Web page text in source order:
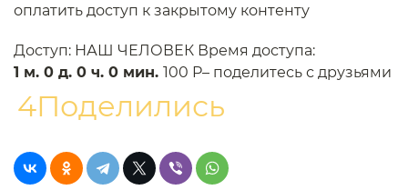
оплатить доступ к закрытому контенту
Доступ: НАШ ЧЕЛОВЕК Время доступа:
1 м. 0 д. 0 ч. 0 мин. 100 P– поделитесь с друзьями
4Поделились